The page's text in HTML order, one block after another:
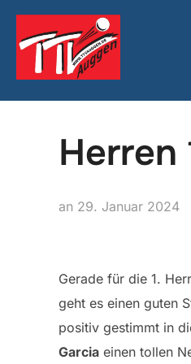
Zum
Inhalt
springen
Herren
an Veröffentlicht
29. Januar 2024
Gerade für die 1.
geht es einen guten
positiv gestimmt in
Garcia einen tollen